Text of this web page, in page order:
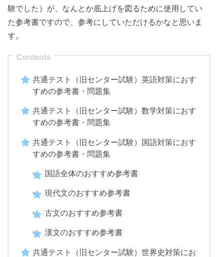
験でした）が、なんとか底上げを図るために使用してい
た参考書ですので、参考にしていただけるかなと思いま
す。
共通テスト（旧センター試験）英語対策におす
すめの参考書・問題集
共通テスト（旧センター試験）数学対策におす
すめの参考書・問題集
共通テスト（旧センター試験）国語対策におす
すめの参考書・問題集
国語全体のおすすめ参考書
現代文のおすすめ参考書
古文のおすすめ参考書
漢文のおすすめ参考書
共通テスト（旧センター試験）世界史対策にお